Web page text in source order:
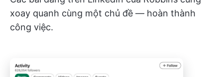
xoay quanh cùng một chủ đề — hoàn thành
công việc.